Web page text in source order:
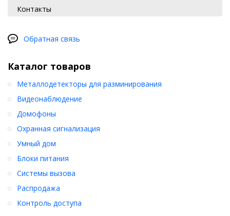
Контакты
Обратная связь
Каталог товаров
Металлодетекторы для разминирования
Видеонаблюдение
Домофоны
Охранная сигнализация
Умный дом
Блоки питания
Системы вызова
Распродажа
Контроль доступа